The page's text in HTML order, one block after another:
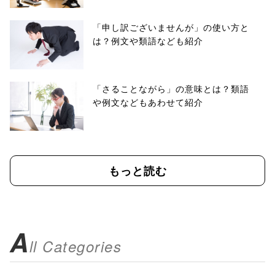
「申し訳ございませんが」の使い方と
は？例文や類語なども紹介
「さることながら」の意味とは？類語
や例文などもあわせて紹介
もっと読む
All Categories